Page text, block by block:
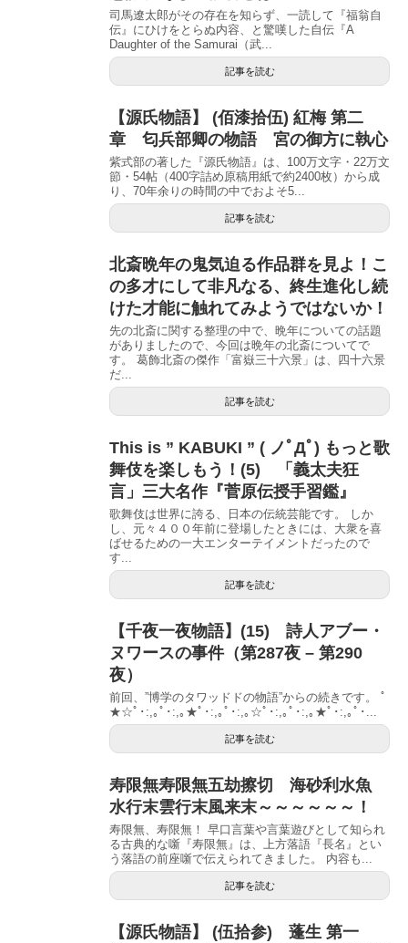
司馬遼太郎がその存在を知らず、一読して『福翁自
伝』にひけをとらぬ内容、と驚嘆した自伝『A
Daughter of the Samurai（武...
記事を読む
【源氏物語】 (佰漆拾伍) 紅梅 第二
章 匂兵部卿の物語 宮の御方に執心
紫式部の著した『源氏物語』は、100万文字・22万文
節・54帖（400字詰め原稿用紙で約2400枚）から成
り、70年余りの時間の中でおよそ5...
記事を読む
北斎晩年の鬼気迫る作品群を見よ！こ
の多才にして非凡なる、終生進化し続
けた才能に触れてみようではないか！
先の北斎に関する整理の中で、晩年についての話題
がありましたので、今回は晩年の北斎についてで
す。 葛飾北斎の傑作「富嶽三十六景」は、四十六景
だ...
記事を読む
This is ” KABUKI ” ( ノﾟДﾟ) もっと歌
舞伎を楽しもう！(5) 「義太夫狂
言」三大名作『菅原伝授手習鑑』
歌舞伎は世界に誇る、日本の伝統芸能です。 しか
し、元々４００年前に登場したときには、大衆を喜
ばせるための一大エンターテイメントだったので
す...
記事を読む
【千夜一夜物語】(15) 詩人アブー・
ヌワースの事件（第287夜 – 第290
夜）
前回、”博学のタワッドドの物語”からの続きです。 ﾟ
★☆ﾟ･:,｡ﾟ･:,｡★ﾟ･:,｡ﾟ･:,｡☆ﾟ･:,｡ﾟ･:,｡★ﾟ･:,｡ﾟ･...
記事を読む
寿限無寿限無五劫擦切 海砂利水魚
水行末雲行末風来末～～～～～～！
寿限無、寿限無！ 早口言葉や言葉遊びとして知られ
る古典的な噺『寿限無』は、上方落語『長名』とい
う落語の前座噺で伝えられてきました。 内容も...
記事を読む
【源氏物語】 (伍拾参) 蓬生 第一